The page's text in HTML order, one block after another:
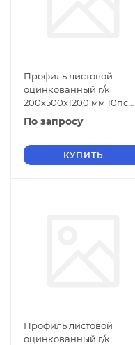
Профиль листовой
оцинкованный г/к
200х500х1200 мм 10пс
ГОСТ 9234-74
По запросу
КУПИТЬ
Профиль листовой
оцинкованный г/к